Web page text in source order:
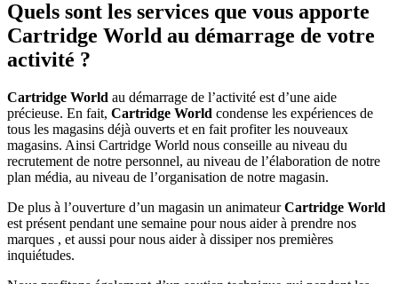
Quels sont les services que vous apporte
Cartridge World au démarrage de votre
activité ?
Cartridge World au démarrage de l’activité est d’une aide
précieuse. En fait, Cartridge World condense les expériences de
tous les magasins déjà ouverts et en fait profiter les nouveaux
magasins. Ainsi Cartridge World nous conseille au niveau du
recrutement de notre personnel, au niveau de l’élaboration de notre
plan média, au niveau de l’organisation de notre magasin.
De plus à l’ouverture d’un magasin un animateurCartridge World
est présent pendant une semaine pour nous aider à prendre nos
marques , et aussi pour nous aider à dissiper nos premières
inquiétudes.